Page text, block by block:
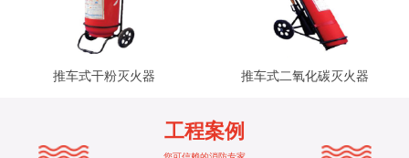
推车式干粉灭火器 推车式二氧化碳灭火器
工程案例